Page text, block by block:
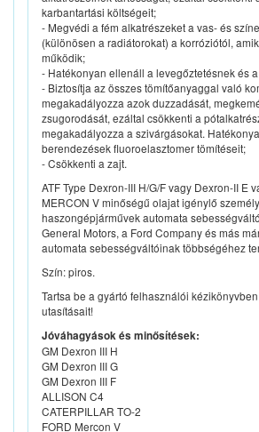
karbantartási költségeit;
- Megvédi a fém alkatrészeket a vas- és
(különösen a radiátorokat) a korróziótól,
működik;
- Hatékonyan ellenáll a levegőztetésnek és
- Biztosítja az összes tömítőanyaggal való
megakadályozza azok duzzadását,
zsugorodását, ezáltal csökkenti a
megakadályozza a szivárgásokat.
berendezések fluoroelasztomer tömítéseit;
- Csökkenti a zajt.
ATF Type Dexron-III H/G/F vagy Dexron-II E
MERCON V minőségű olajat igénylő
haszongépjárművek automata
General Motors, a Ford Company és más
automata sebességváltóinak többségéhez
Szín: piros.
Tartsa be a gyártó felhasználói
utasításait!
Jóváhagyások és minősítések:
GM Dexron III H
GM Dexron III G
GM Dexron III F
ALLISON C4
CATERPILLAR TO-2
FORD Mercon V